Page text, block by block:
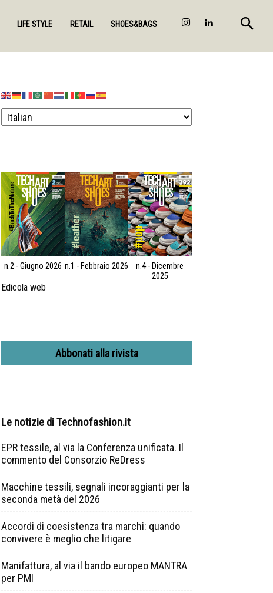
LIFE STYLE RETAIL SHOES&BAGS
n.2 - Giugno 2026 n.1 - Febbraio 2026
n.4 - Dicembre
2025
Edicola web
Abbonati alla rivista
Le notizie di Technofashion.it
EPR tessile, al via la Conferenza unificata. Il
commento del Consorzio ReDress
Macchine tessili, segnali incoraggianti per la
seconda metà del 2026
Accordi di coesistenza tra marchi: quando
convivere è meglio che litigare
Manifattura, al via il bando europeo MANTRA
per PMI